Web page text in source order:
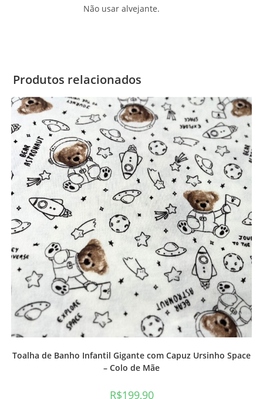
Não usar alvejante.
Produtos relacionados
Toalha de Banho Infantil Gigante com Capuz Ursinho Space
– Colo de Mãe
R$199,90